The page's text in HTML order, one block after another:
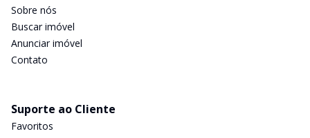
Sobre nós
Buscar imóvel
Anunciar imóvel
Contato
Suporte ao Cliente
Favoritos